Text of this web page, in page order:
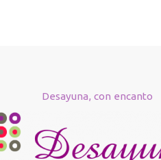
Desayuna, con encanto